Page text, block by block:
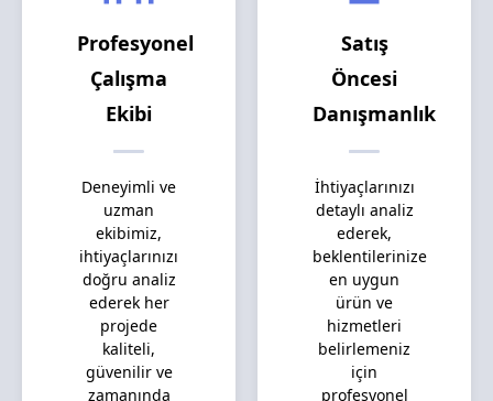
Profesyonel
Çalışma
Ekibi
Deneyimli ve
uzman
ekibimiz,
ihtiyaçlarınızı
doğru analiz
ederek her
projede
kaliteli,
güvenilir ve
zamanında
Satış
Öncesi
Danışmanlık
İhtiyaçlarınızı
detaylı analiz
ederek,
beklentilerinize
en uygun
ürün ve
hizmetleri
belirlemeniz
için
profesyonel